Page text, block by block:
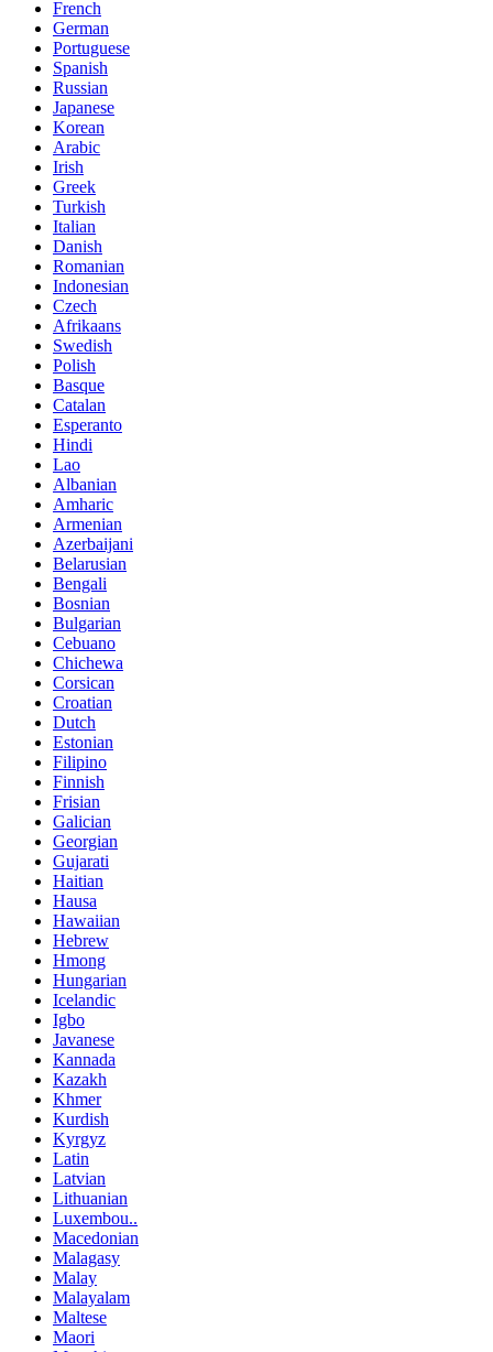
French
German
Portuguese
Spanish
Russian
Japanese
Korean
Arabic
Irish
Greek
Turkish
Italian
Danish
Romanian
Indonesian
Czech
Afrikaans
Swedish
Polish
Basque
Catalan
Esperanto
Hindi
Lao
Albanian
Amharic
Armenian
Azerbaijani
Belarusian
Bengali
Bosnian
Bulgarian
Cebuano
Chichewa
Corsican
Croatian
Dutch
Estonian
Filipino
Finnish
Frisian
Galician
Georgian
Gujarati
Haitian
Hausa
Hawaiian
Hebrew
Hmong
Hungarian
Icelandic
Igbo
Javanese
Kannada
Kazakh
Khmer
Kurdish
Kyrgyz
Latin
Latvian
Lithuanian
Luxembou..
Macedonian
Malagasy
Malay
Malayalam
Maltese
Maori